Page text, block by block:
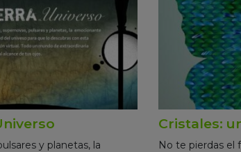
y planetas, la
Cristales:
No te pierdas el